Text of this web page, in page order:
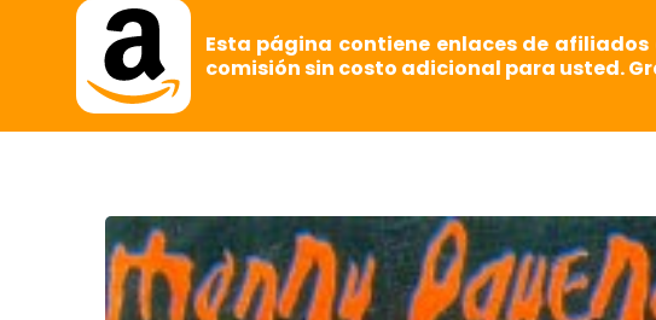
Esta página contiene enlaces de afiliados
comisión sin costo adicional para usted.